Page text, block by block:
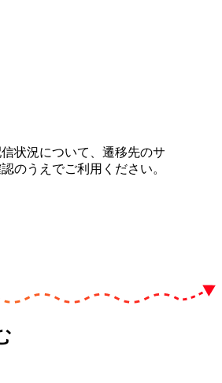
状況について、遷移先のサ
のうえでご利用ください。